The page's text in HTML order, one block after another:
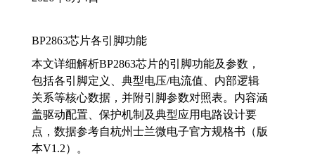
BP2863芯片各引脚功能
本文详细解析BP2863芯片的引脚功能及参数，
包括各引脚定义、典型电压/电流值、内部逻辑
关系等核心数据，并附引脚参数对照表。内容涵
盖驱动配置、保护机制及典型应用电路设计要
点，数据参考自杭州士兰微电子官方规格书（版
本V1.2）。